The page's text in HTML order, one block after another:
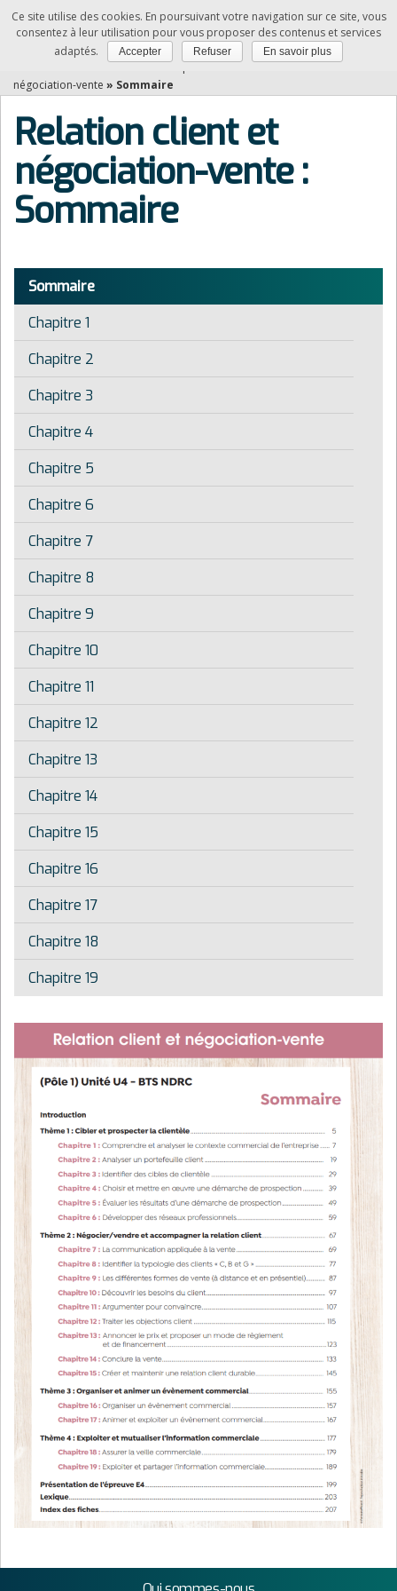
NDRC
Accueil»Matières professionnelles»Relation client et
négociation-vente » Sommaire
Relation client et
négociation-vente :
Sommaire
Sommaire
Chapitre 1
Chapitre 2
Chapitre 3
Chapitre 4
Chapitre 5
Chapitre 6
Chapitre 7
Chapitre 8
Chapitre 9
Chapitre 10
Chapitre 11
Chapitre 12
Chapitre 13
Chapitre 14
Chapitre 15
Chapitre 16
Chapitre 17
Chapitre 18
Chapitre 19
Ce site utilise des cookies. En poursuivant votre navigation sur ce site, vous
consentez à leur utilisation pour vous proposer des contenus et services
adaptés.
Accepter Refuser En savoir plus